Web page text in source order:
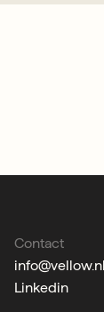
Contact
info@vellow.nl
Linkedin